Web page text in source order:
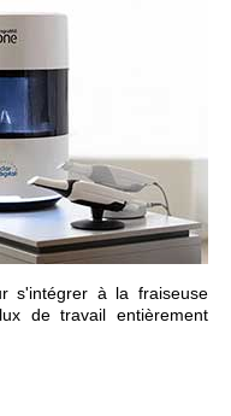
s'intégrer à la fraiseuse
de travail entièrement